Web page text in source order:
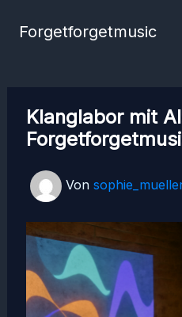
InhaltForgetforgetmusic
Klanglabor mit
Von